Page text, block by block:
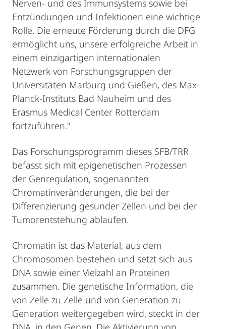
Nerven- und des Immunsystems sowie bei
Entzündungen und Infektionen eine wichtige
Rolle. Die erneute Förderung durch die DFG
ermöglicht uns, unsere erfolgreiche Arbeit in
einem einzigartigen internationalen
Netzwerk von Forschungsgruppen der
Universitäten Marburg und Gießen, des Max-
Planck-Instituts Bad Nauheim und des
Erasmus Medical Center Rotterdam
fortzuführen."
Das Forschungsprogramm dieses SFB/TRR
befasst sich mit epigenetischen Prozessen
der Genregulation, sogenannten
Chromatinveränderungen, die bei der
Differenzierung gesunder Zellen und bei der
Tumorentstehung ablaufen.
Chromatin ist das Material, aus dem
Chromosomen bestehen und setzt sich aus
DNA sowie einer Vielzahl an Proteinen
zusammen. Die genetische Information, die
von Zelle zu Zelle und von Generation zu
Generation weitergegeben wird, steckt in der